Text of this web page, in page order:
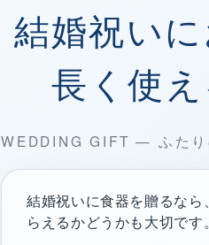
結婚祝い
長く使
WEDDING GIFT — ふたり
結婚祝いに食器を贈るな
らえるかどうかも大切です